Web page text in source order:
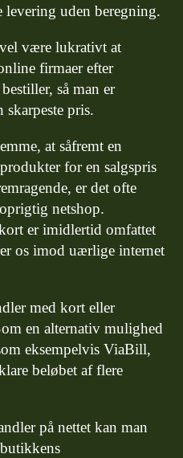
levering uden beregning.
være lukrativt at
firmaer efter
så man er
skarpeste pris.
at såfremt en
for en salgspris
er det ofte
netshop.
er imidlertid omfattet
os imod uærlige internet
med kort eller
en alternativ mulighed
eksempelvis ViaBill,
beløbet af flere
på nettet kan man